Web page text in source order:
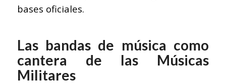
bases oficiales.
Las bandas de música como
cantera de las Músicas
Militares